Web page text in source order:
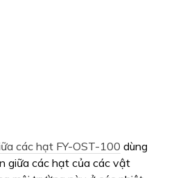
kể độ bền cơ học của kim
xảy ra hiện tượng ăn mòn,